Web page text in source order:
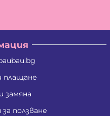
плащане
замяна
ползване